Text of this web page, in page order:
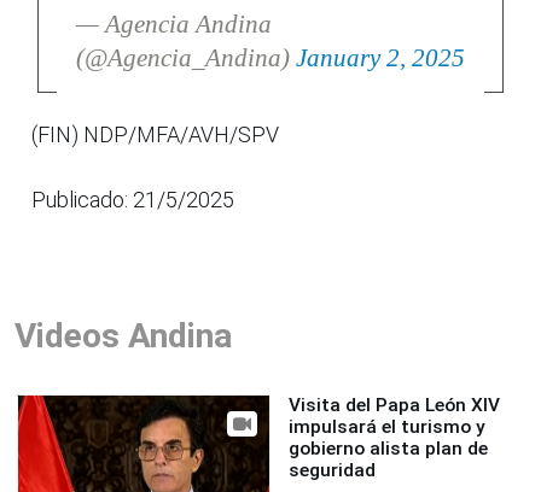
— Agencia Andina
(@Agencia_Andina) January 2, 2025
(FIN) NDP/MFA/AVH/SPV
Publicado: 21/5/2025
Videos Andina
Visita del Papa León XIV
impulsará el turismo y
gobierno alista plan de
seguridad